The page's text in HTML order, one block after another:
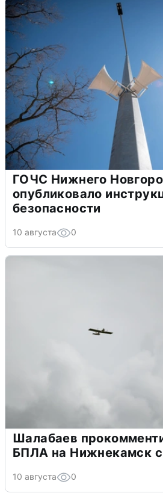
ГОЧС Нижнего
опубликовало
безопасности
10 августа 0
Шалабаев
БПЛА на Нижнекамск
10 августа 0